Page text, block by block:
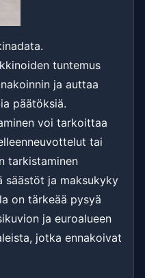
tuntemus
ja auttaa
päätöksiä.
voi tarkoittaa
tai
tarkistaminen
säästöt ja maksukyky
on tärkeää pysyä
ja euroalueen
jotka ennakoivat